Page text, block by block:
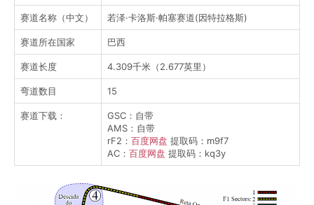
赛道名称（中文） 若泽·卡洛斯·帕塞赛道(因特拉格斯)
赛道所在国家 巴西
赛道长度 4.309千米（2.677英里）
弯道数目 15
赛道下载：
GSC：自带
AMS：自带
rF2： 百度网盘 提取码：m9f7
AC： 百度网盘 提取码：kq3y